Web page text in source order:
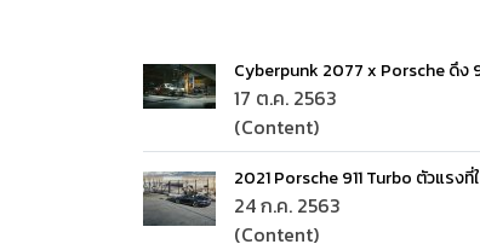
Cyberpunk 2077 x Porsche ดึง
17 ต.ค. 2563
(Content)
2021 Porsche 911 Turbo ตัวแรง
24 ก.ค. 2563
(Content)